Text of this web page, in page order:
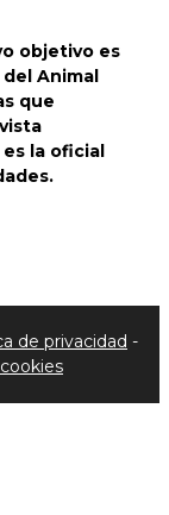
objetivo es
Animal
que
la oficial
de privacidad -